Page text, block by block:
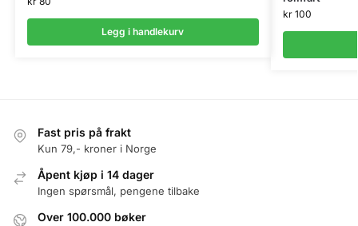
Legg i handlekurv
kr100
Fast pris på frakt
Kun 79,- kroner i Norge
Åpent kjøp i 14 dager
Ingen spørsmål, pengene tilbake
Over 100.000 bøker